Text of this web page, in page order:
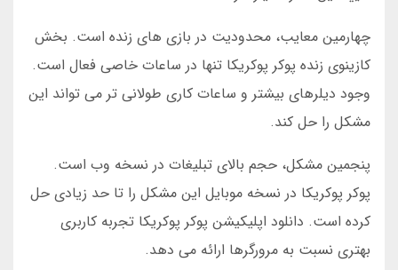
چهارمین معایب، محدودیت در بازی های زنده است. بخش
کازینوی زنده پوکر پوکریکا تنها در ساعات خاصی فعال است.
وجود دیلرهای بیشتر و ساعات کاری طولانی تر می تواند این
مشکل را حل کند.
پنجمین مشکل، حجم بالای تبلیغات در نسخه وب است.
پوکر پوکریکا در نسخه موبایل این مشکل را تا حد زیادی حل
کرده است. دانلود اپلیکیشن پوکر پوکریکا تجربه کاربری
بهتری نسبت به مرورگرها ارائه می دهد.